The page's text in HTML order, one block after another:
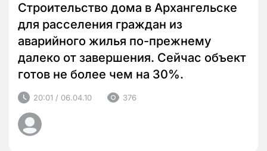
Строительство дома в Архангельске
для расселения граждан из
аварийного жилья по-прежнему
далеко от завершения. Сейчас объект
готов не более чем на 30%.
20:01 / 06.04.10 376